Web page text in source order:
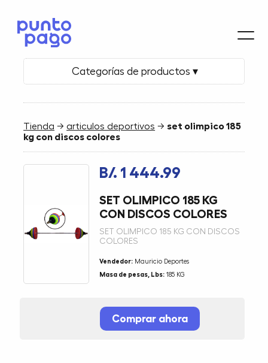
Categorías de productos ▾
Tienda →articulos deportivos → set olimpico 185
kg con discos colores
B/. 1 444.99
SET OLIMPICO 185 KG
CON DISCOS COLORES
SET OLIMPICO 185 KG CON DISCOS
COLORES
Vendedor: Mauricio Deportes
Masa de pesas, Lbs: 185 KG
Comprar ahora